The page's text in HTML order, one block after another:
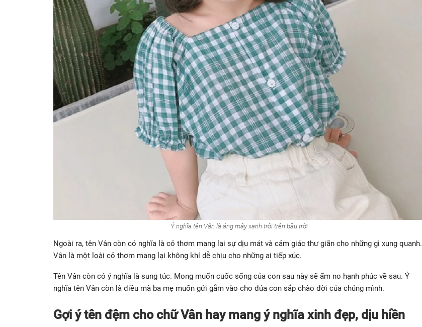
Ý nghĩa tên Vân là áng mây xanh trôi trên bầu trời
Ngoài ra, tên Vân còn có nghĩa là cỏ thơm mang lại sự dịu mát và cảm giác thư giãn cho những gì xung quanh.
Vân là một loài cỏ thơm mang lại không khí dễ chịu cho những ai tiếp xúc.
Tên Vân còn có ý nghĩa là sung túc. Mong muốn cuốc sống của con sau này sẽ ấm no hạnh phúc về sau. Ý
nghĩa tên Vân còn là điều mà ba mẹ muốn gửi gắm vào cho đúa con sắp chào đời của chúng mình.
Gợi ý tên đệm cho chữ Vân hay mang ý nghĩa xinh đẹp, dịu hiền